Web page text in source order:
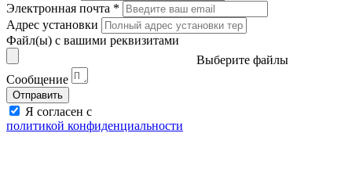
Электронная почта *
Адрес установки
Файл(ы) с вашими реквизитами
Выберите файлы
Сообщение
Отправить
Я согласен с
политикой конфиденциальности